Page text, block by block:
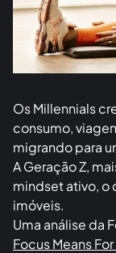
Os Millennials
consumo,
migrando para
A Geração Z,
mindset ativo, o
imóveis.
Uma análise da
Focus Means